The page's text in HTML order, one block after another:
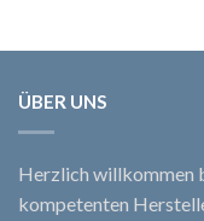
ÜBER UNS
Herzlich willkommen
kompetenten